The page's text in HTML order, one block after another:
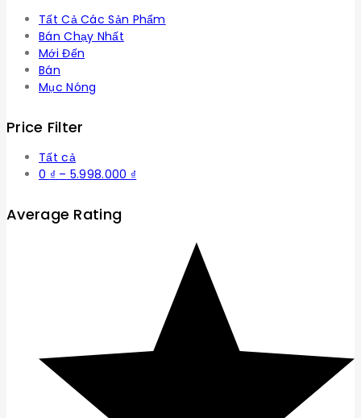
Tất Cả Các Sản Phẩm
Bán Chạy Nhất
Mới Đến
Bán
Mục Nóng
Price Filter
Tất cả
0 ₫ – 5.998.000 ₫
5.998.000 ₫
Average Rating